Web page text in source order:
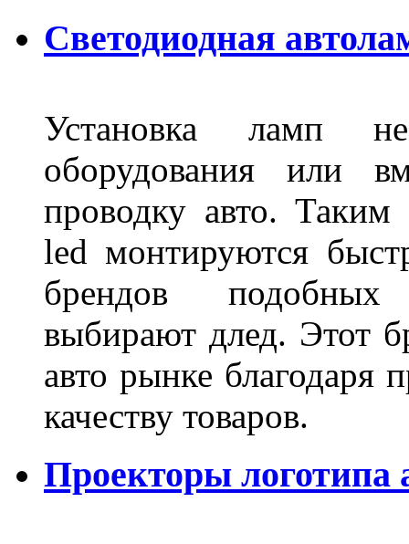
Светодиодная
Установка ламп не
оборудования или
проводку авто.
led монтируются
брендов подобных
выбирают длед. Этот
авто рынке
качеству товаров.
Проекторы логотипа